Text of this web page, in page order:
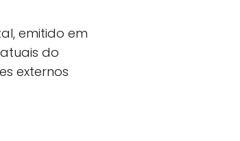
emitido em
do
externos